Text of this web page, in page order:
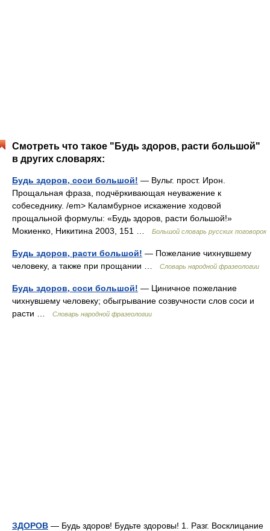
Смотреть что такое "Будь здоров, расти большой"
в других словарях:
Будь здоров, соси большой! — Вульг. прост. Ирон.
Прощальная фраза, подчёркивающая неуважение к
собеседнику. /em> Каламбурное искажение ходовой
прощальной формулы: «Будь здоров, расти большой!»
Мокиенко, Никитина 2003, 151 …
Большой словарь русских поговорок
Будь здоров, расти большой! — Пожелание чихнувшему
человеку, а также при прощании …
Словарь народной фразеологии
Будь здоров, соси большой! — Циничное пожелание
чихнувшему человеку; обыгрывание созвучности слов соси и
расти …
Словарь народной фразеологии
ЗДОРОВ — Будь здоров! Будьте здоровы! 1. Разг. Восклицание